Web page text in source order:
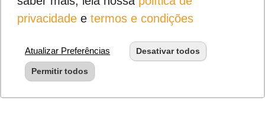
privacidadee termos e condições
Atualizar Preferências Desativar todos
Permitir todos